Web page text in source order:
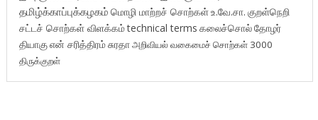
தமிழ்க்காப்புக்கழகம் மொழி மாற்றச் சொற்கள்உ.வே.சா. குறள்நெறி
சட்டச் சொற்கள் விளக்கம்technical terms கலைச்சொல்தோழர்
தியாகுஎன் சரித்திரம்சுரதாஅறிவியல் வகைமைச் சொற்கள் 3000
திருக்குறள்